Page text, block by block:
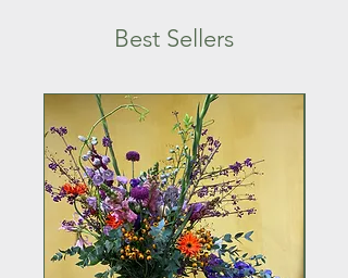
Best Sellers